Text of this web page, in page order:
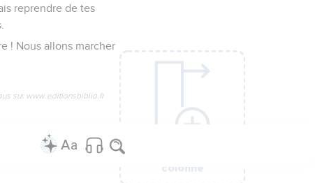
colonne
reprendre de tes
! Nous allons marcher
sur www.editionsbiblio.fr
colonne
colonne
colonne
colonne
colonne
colonne